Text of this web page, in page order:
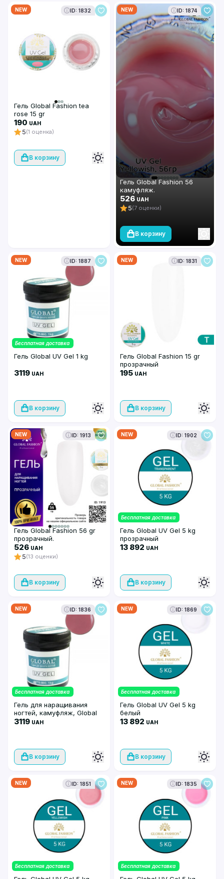
NEW ID: 1832
Гель Global Fashion tea
rose 15 gr
190 UAH
5(1 оценка)
В корзину
NEW ID: 1874
Гель Global Fashion 56
камуфляж.
526 UAH
5(7 оценки)
В корзину
NEW ID: 1887
Бесплатная доставка
Гель Global UV Gel 1 kg
3119 UAH
В корзину
NEW ID: 1831
Гель Global Fashion 15 gr
прозрачный
195 UAH
В корзину
NEW ID: 1913
Гель Global Fashion 56 gr
прозрачный.
526 UAH
5(13 оценки)
В корзину
NEW ID: 1902
Бесплатная доставка
Гель Global UV Gel 5 kg
прозрачный
13 892 UAH
В корзину
NEW ID: 1836
Бесплатная доставка
Гель для наращивания
ногтей, камуфляж, Global
Fashion Yellowish, 1 кг
3119 UAH
В корзину
NEW ID: 1869
Бесплатная доставка
Гель Global UV Gel 5 kg
белый
13 892 UAH
В корзину
NEW ID: 1851
Бесплатная доставка
NEW ID: 1835
Бесплатная доставка